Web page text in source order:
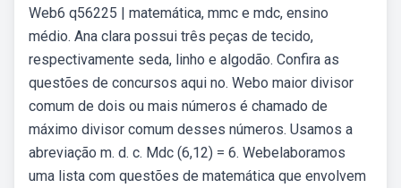
Web6 q56225 | matemática, mmc e mdc, ensino
médio. Ana clara possui três peças de tecido,
respectivamente seda, linho e algodão. Confira as
questões de concursos aqui no. Webo maior divisor
comum de dois ou mais números é chamado de
máximo divisor comum desses números. Usamos a
abreviação m. d. c. Mdc (6,12) = 6. Webelaboramos
uma lista com questões de matemática que envolvem